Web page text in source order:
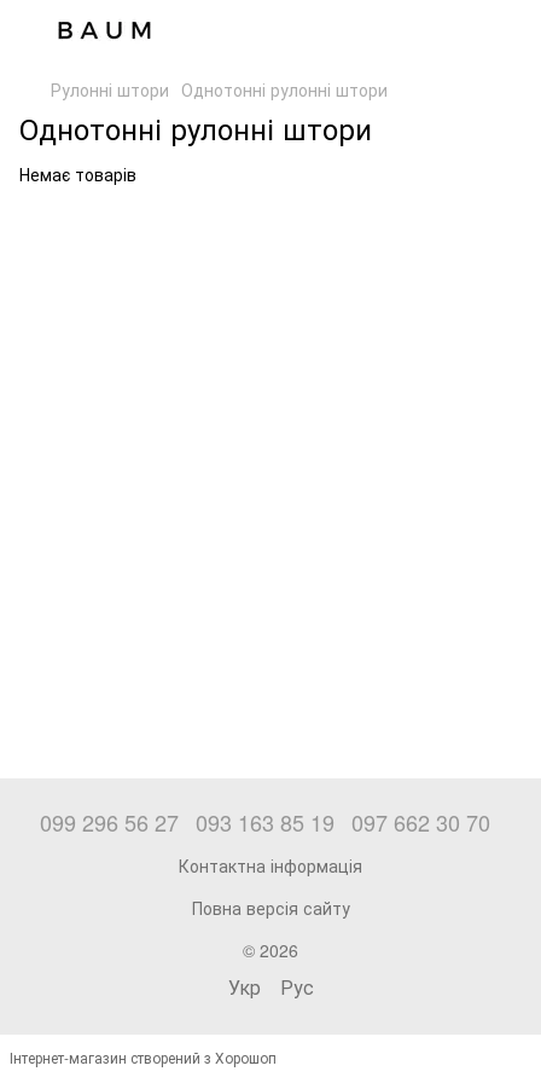
Рулонні штори Однотонні рулонні штори
Однотонні рулонні штори
Немає товарів
099 296 56 27 093 163 85 19 097 662 30 70
Контактна інформація
Повна версія сайту
© 2026
Укр Рус
Інтернет-магазин створений з Хорошоп